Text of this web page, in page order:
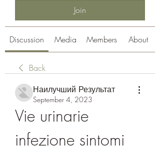
Join
Discussion Media Members About
Back
Наилучший Результат
September 4, 2023
Vie urinarie
infezione sintomi